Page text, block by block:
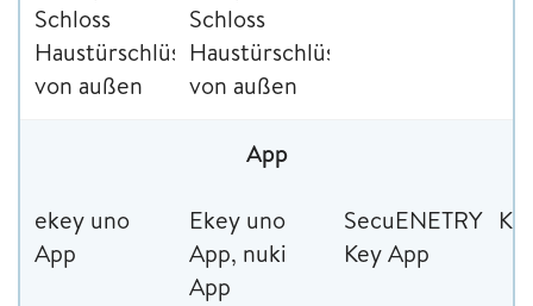
Schloss
Haustürschlüssel
von außen
Schloss
Haustürschlüssen
von außen
App
ekey uno
App
Ekey uno
App, nuki
App
SecuENETRY
Key App